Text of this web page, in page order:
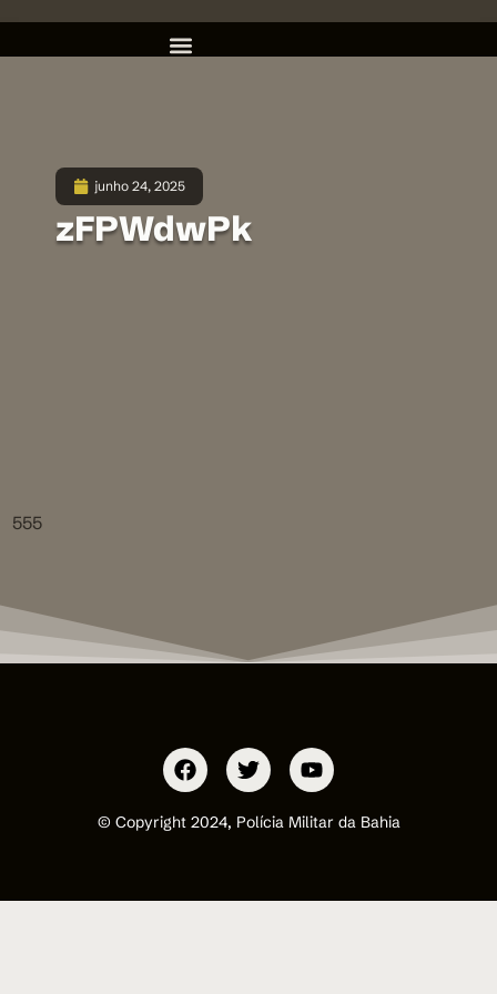
junho 24, 2025
zFPWdwPk
555
© Copyright 2024, Polícia Militar da Bahia